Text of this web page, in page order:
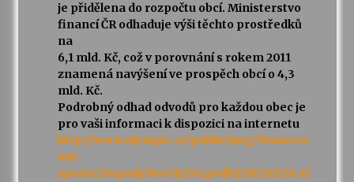
je přidělena do rozpočtu obcí. Ministerstvo
financí ČR odhaduje výši těchto prostředků
na
6,1 mld. Kč, což v porovnání s rokem 2011
znamená navýšení ve prospěch obcí o 4,3
mld. Kč.
Podrobný odhad odvodů pro každou obec je
pro vaši informaci k dispozici na internetu
http://www.olympic.cz/public/img/financov
ani-
sportu/DopadyNovelyZoLpodleJIM120120.xl